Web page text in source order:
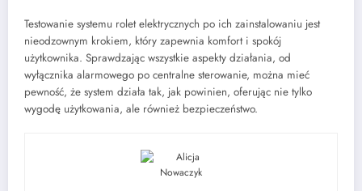
Testowanie systemu rolet elektrycznych po ich zainstalowaniu jest
nieodzownym krokiem, który zapewnia komfort i spokój
użytkownika. Sprawdzając wszystkie aspekty działania, od
wyłącznika alarmowego po centralne sterowanie, można mieć
pewność, że system działa tak, jak powinien, oferując nie tylko
wygodę użytkowania, ale również bezpieczeństwo.